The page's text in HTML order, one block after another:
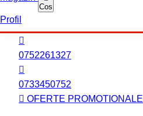
Cos
Profil
0752261327
0733450752
OFERTE PROMOTIONALE